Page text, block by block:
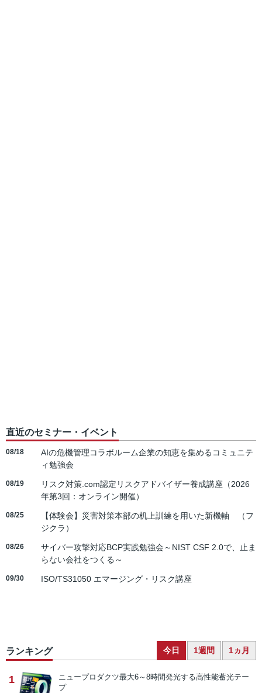
直近のセミナー・イベント
08/18
AIの危機管理コラボルーム企業の知恵を集めるコミュニテ
ィ勉強会
08/19
リスク対策.com認定リスクアドバイザー養成講座（2026
年第3回：オンライン開催）
08/25
【体験会】災害対策本部の机上訓練を用いた新機軸 （フ
ジクラ）
08/26
サイバー攻撃対応BCP実践勉強会～NIST CSF 2.0で、止ま
らない会社をつくる～
09/30 ISO/TS31050 エマージング・リスク講座
ランキング 今日 1週間 1ヵ月
1 ニュープロダクツ最大6～8時間発光する高性能蓄光テー
プ